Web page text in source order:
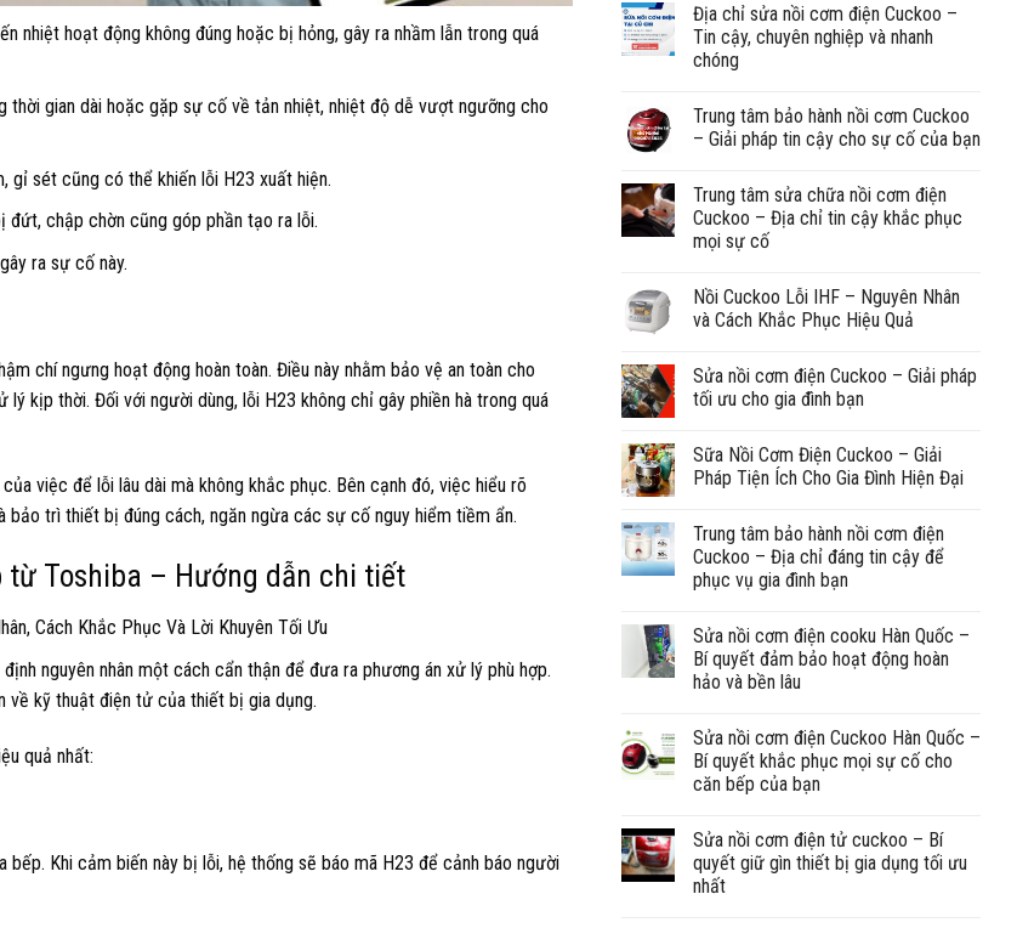
nhiệt hoạt động không đúng hoặc bị hỏng, gây ra nhầm lẫn trong quá
gian dài hoặc gặp sự cố về tản nhiệt, nhiệt độ dễ vượt ngưỡng cho
gỉ sét cũng có thể khiến lỗi H23 xuất hiện.
đứt, chập chờn cũng góp phần tạo ra lỗi.
ra sự cố này.
chí ngưng hoạt động hoàn toàn. Điều này nhằm bảo vệ an toàn cho
kịp thời. Đối với người dùng, lỗi H23 không chỉ gây phiền hà trong quá
việc để lỗi lâu dài mà không khắc phục. Bên cạnh đó, việc hiểu rõ
trì thiết bị đúng cách, ngăn ngừa các sự cố nguy hiểm tiềm ẩn.
Toshiba – Hướng dẫn chi tiết
nguyên nhân một cách cẩn thận để đưa ra phương án xử lý phù hợp.
về kỹ thuật điện tử của thiết bị gia dụng.
quả nhất:
Khi cảm biến này bị lỗi, hệ thống sẽ báo mã H23 để cảnh báo người
Địa chỉ sửa nồi cơm điện Cuckoo –
Tin cậy, chuyên nghiệp và nhanh
chóng
Trung tâm bảo hành nồi cơm Cuckoo
– Giải pháp tin cậy cho sự cố của bạn
Trung tâm sửa chữa nồi cơm điện
Cuckoo – Địa chỉ tin cậy khắc phục
mọi sự cố
Nồi Cuckoo Lỗi IHF – Nguyên Nhân
và Cách Khắc Phục Hiệu Quả
Sửa nồi cơm điện Cuckoo – Giải pháp
tối ưu cho gia đình bạn
Sữa Nồi Cơm Điện Cuckoo – Giải
Pháp Tiện Ích Cho Gia Đình Hiện Đại
Trung tâm bảo hành nồi cơm điện
Cuckoo – Địa chỉ đáng tin cậy để
phục vụ gia đình bạn
Sửa nồi cơm điện cooku Hàn Quốc –
Bí quyết đảm bảo hoạt động hoàn
hảo và bền lâu
Sửa nồi cơm điện Cuckoo Hàn Quốc –
Bí quyết khắc phục mọi sự cố cho
căn bếp của bạn
Sửa nồi cơm điện tử cuckoo – Bí
quyết giữ gìn thiết bị gia dụng tối ưu
nhất